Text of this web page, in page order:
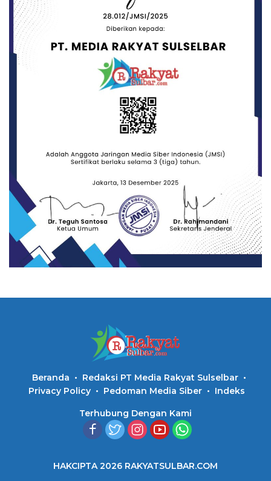
Beranda
Redaksi PT Media Rakyat Sulselbar
Privacy Policy
Pedoman Media Siber Indeks
Terhubung Dengan Kami
HAKCIPTA 2026 RAKYATSULBAR.COM